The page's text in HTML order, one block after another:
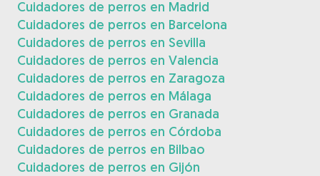
Cuidadores de perros en Madrid
Cuidadores de perros en Barcelona
Cuidadores de perros en Sevilla
Cuidadores de perros en Valencia
Cuidadores de perros en Zaragoza
Cuidadores de perros en Málaga
Cuidadores de perros en Granada
Cuidadores de perros en Córdoba
Cuidadores de perros en Bilbao
Cuidadores de perros en Gijón